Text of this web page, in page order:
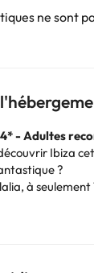
ne sont
- Adultes
Ibiza
?
à
de loisirs
un